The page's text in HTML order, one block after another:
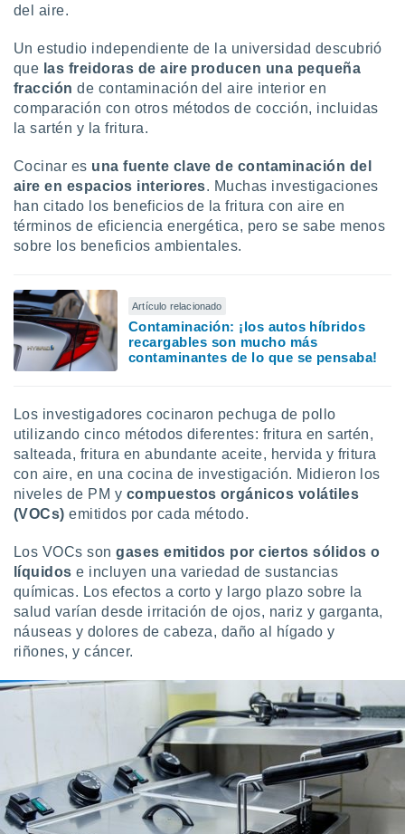
crear un
uso de
contenido
medir el
de la
el
o a través
de
de
de
uso de
e
mediante
publicidad
publicidad
de
del aire.
Un estudio independiente de la universidad descubrió
que las freidoras de aire producen una pequeña
fracción de contaminación del aire interior en
comparación con otros métodos de cocción, incluidas
la sartén y la fritura.
Cocinar es una fuente clave de contaminación del
aire en espacios interiores. Muchas investigaciones
han citado los beneficios de la fritura con aire en
términos de eficiencia energética, pero se sabe menos
sobre los beneficios ambientales.
Artículo relacionado
Contaminación: ¡los autos híbridos
recargables son mucho más
contaminantes de lo que se pensaba!
Los investigadores cocinaron pechuga de pollo
utilizando cinco métodos diferentes: fritura en sartén,
salteada, fritura en abundante aceite, hervida y fritura
con aire, en una cocina de investigación. Midieron los
niveles de PM y compuestos orgánicos volátiles
(VOCs) emitidos por cada método.
Los VOCs songases emitidos por ciertos sólidos o
líquidos e incluyen una variedad de sustancias
químicas. Los efectos a corto y largo plazo sobre la
salud varían desde irritación de ojos, nariz y garganta,
náuseas y dolores de cabeza, daño al hígado y
riñones, y cáncer.